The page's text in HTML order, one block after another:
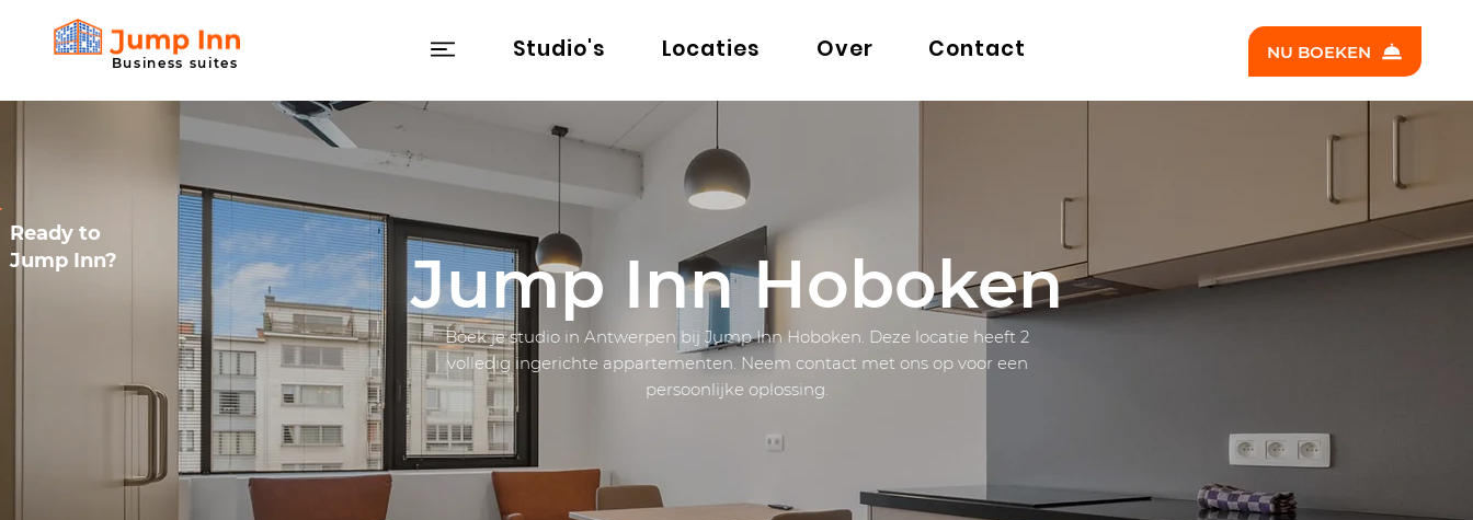
Ready to
Jump Inn?
Business suites Studio's Locaties Over Contact NU BOEKEN
Jump Inn Hoboken
Boek je studio in Antwerpen bij Jump Inn Hoboken. Deze locatie heeft 2
volledig ingerichte appartementen. Neem contact met ons op voor een
persoonlijke oplossing.